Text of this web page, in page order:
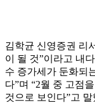
김학균 신영증권 리
이 될 것”이라고 내
수 증가세가 둔화되
다”며 “2월 중 고점
것으로 보인다”고 말